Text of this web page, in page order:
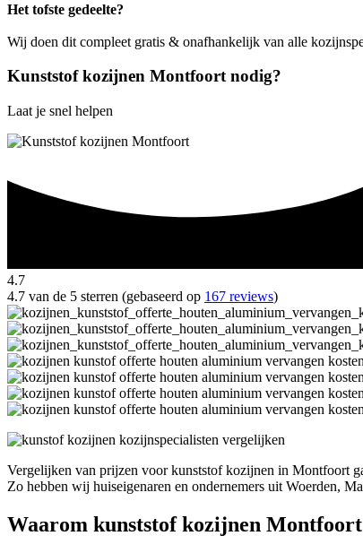
Het tofste gedeelte?
Wij doen dit compleet gratis & onafhankelijk van alle
Kunststof kozijnen Montfoort nodig?
Laat je snel helpen
4.7
4.7 van de 5 sterren (gebaseerd op 167 reviews)
Vergelijken van prijzen voor kunststof kozijnen in Montfoort
Zo hebben wij huiseigenaren en ondernemers uit Woerden,
Waarom kunststof kozijnen Montfoort